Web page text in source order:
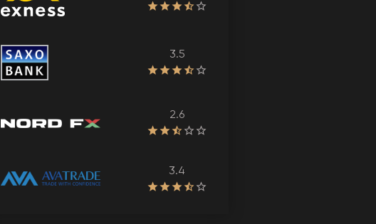
3.5
2.6
3.4